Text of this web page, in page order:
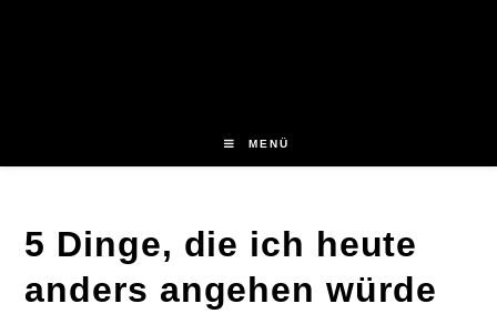
MENÜ
5 Dinge, die ich heute
anders angehen würde